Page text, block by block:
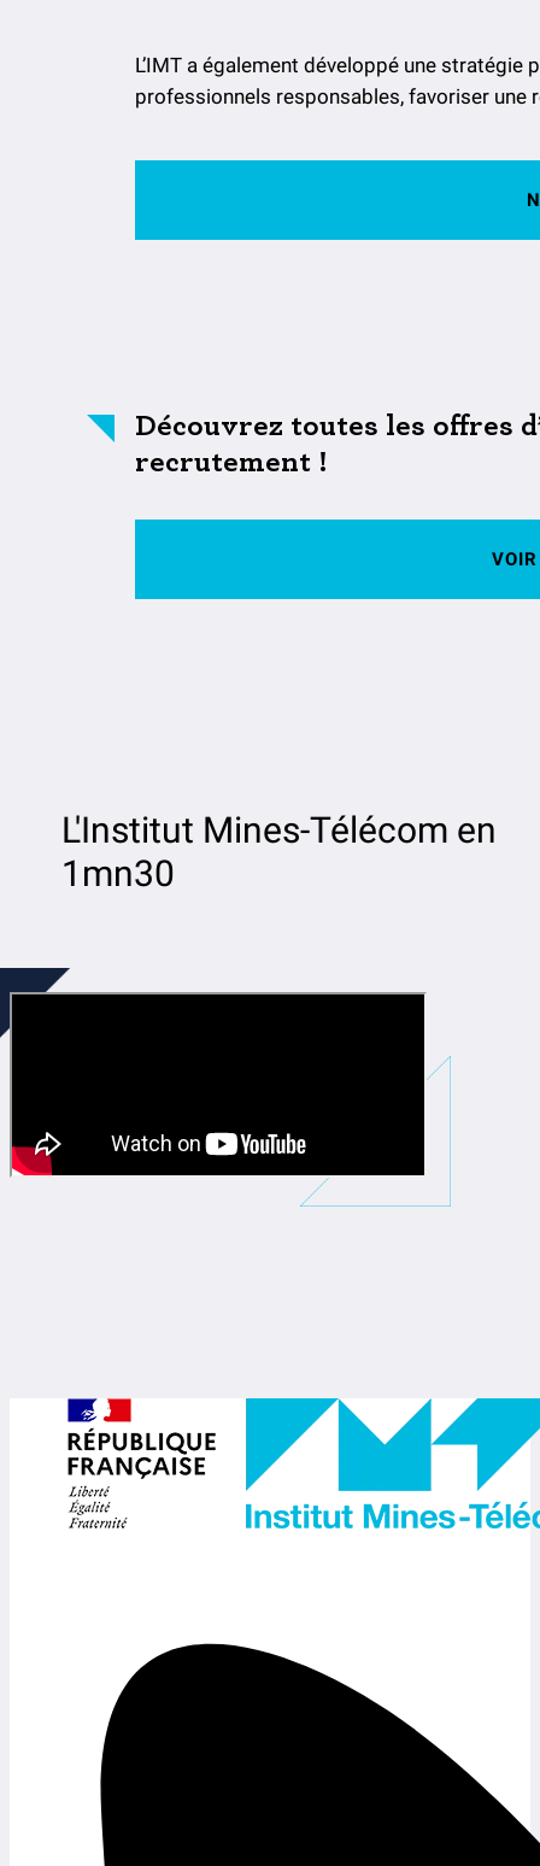
L’IMT a également développé une
professionnels responsables, favoriser une
Découvrez toutes les offres
recrutement !
L'Institut Mines-Télécom en
1mn30